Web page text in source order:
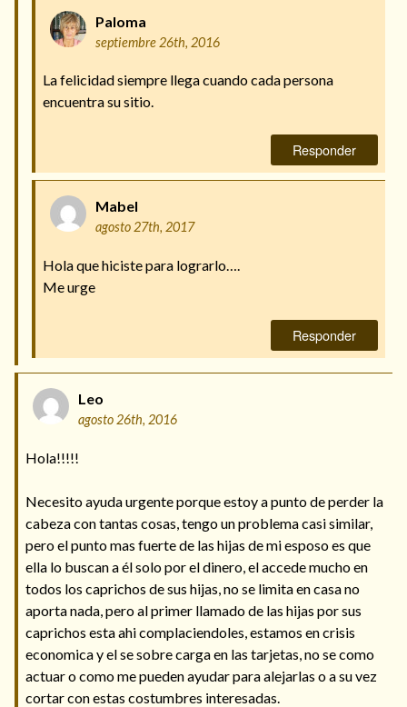
Paloma
septiembre 26th, 2016
La felicidad siempre llega cuando cada persona
encuentra su sitio.
Responder
Mabel
agosto 27th, 2017
Hola que hiciste para lograrlo….
Me urge
Responder
Leo
agosto 26th, 2016
Hola!!!!!
Necesito ayuda urgente porque estoy a punto de perder la
cabeza con tantas cosas, tengo un problema casi similar,
pero el punto mas fuerte de las hijas de mi esposo es que
ella lo buscan a él solo por el dinero, el accede mucho en
todos los caprichos de sus hijas, no se limita en casa no
aporta nada, pero al primer llamado de las hijas por sus
caprichos esta ahi complaciendoles, estamos en crisis
economica y el se sobre carga en las tarjetas, no se como
actuar o como me pueden ayudar para alejarlas o a su vez
cortar con estas costumbres interesadas.